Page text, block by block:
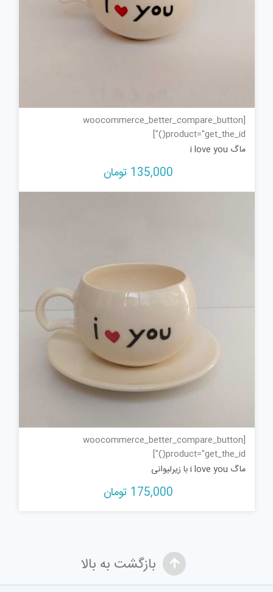
[woocommerce_better_compare_button
product="get_the_id()"]
ماگ i love you
135,000 تومان
[woocommerce_better_compare_button
product="get_the_id()"]
ماگ i love you با زیرلیوانی
175,000 تومان
بازگشت به بالا